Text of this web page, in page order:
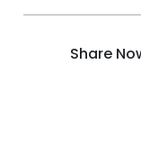
Share